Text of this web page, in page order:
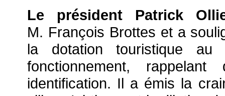
Le président Patrick
M. François Brottes et a
la dotation touristique
fonctionnement,
identification. Il a émis la